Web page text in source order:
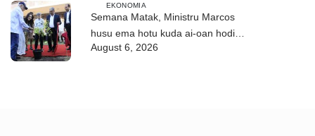
EKONOMIA
Semana Matak, Ministru Marcos
husu ema hotu kuda ai-oan hodi
proteje biodiversidade
August 6, 2026